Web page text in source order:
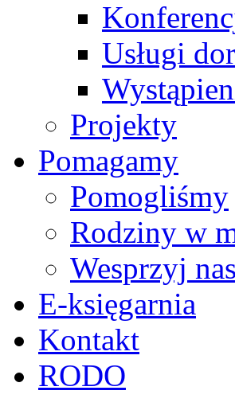
Usługi
Projekty
Pomagamy
Pomogliśmy
Rodziny w
Wesprzyj nas
E-księgarnia
Kontakt
RODO